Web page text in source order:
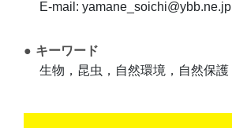
E-mail: yamane_soichi@ybb.ne.jp
キーワード
生物，昆虫，自然環境，自然保護